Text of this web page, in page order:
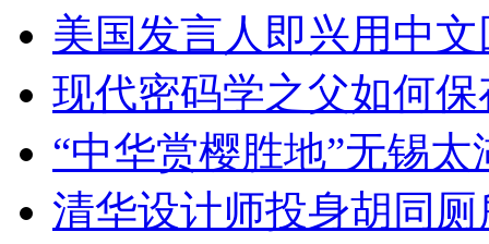
美国发言人即兴用中
现代密码学之父如何
“中华赏樱胜地”无锡
清华设计师投身胡同